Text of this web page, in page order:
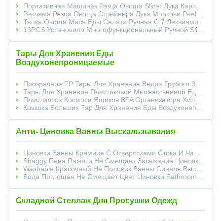
Портативная Машинка Резца Овоща Slicer Лука Картошки Многофункциональная Ручная
Реклама Резца Овоща Стрейнера Лука Моркови Peeler Картошки
Тяпка Овоща Мяса Еды Салата Ручная С 7 Лезвиями
13PCS Установило Многофункциональный Ручной Slicer Овоща С Peeler
Тары Для Хранения Еды
Воздухонепроницаемые
Прозрачное PP Тары Для Хранения Ведра Грубого Зерна Пластиковое
Тары Для Хранения Пластиковой Множественной Еды Размера 7Pcs Воздухонепроницаемые С Крышками
Пластмасса Космоса Ящиков BPA Организатора Холодильника Кухни Свободная Спасительная
Крышка Больших Тар Для Хранения Еды Воздухонепроницаемых Стеклянная Пластиковая
Анти- Циновка Ванны Выскальзывания
Циновки Ванны Кремния С Отверстиями Стока И Чашками Всасывания
Shaggy Пена Памяти Не Смещает Засыхание Циновки Ванны Туалета Быстрое
Washable Красочный Не Половик Ванны Синеля Выскальзывания Для Пола Ливня
Вода Поглощая Не Смещает Цвет Циновки Bathroom Пены Памяти Multi
Складной Стеллаж Для Просушки Одежд